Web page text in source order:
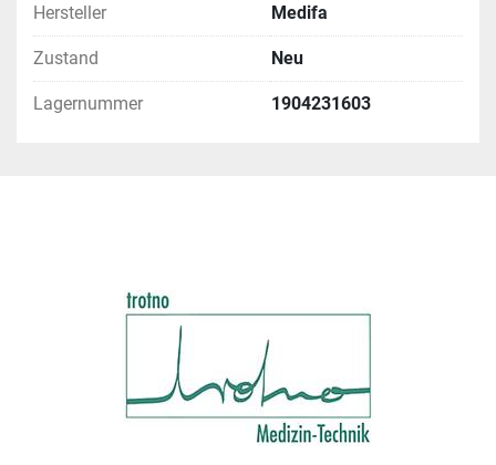
Hersteller Medifa
Zustand Neu
Lagernummer 1904231603